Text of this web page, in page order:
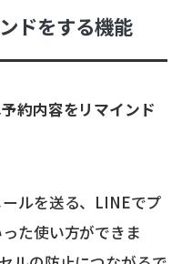
ドをする機能
約内容をリマインド
ルを送る、LINEでプ
た使い方ができま